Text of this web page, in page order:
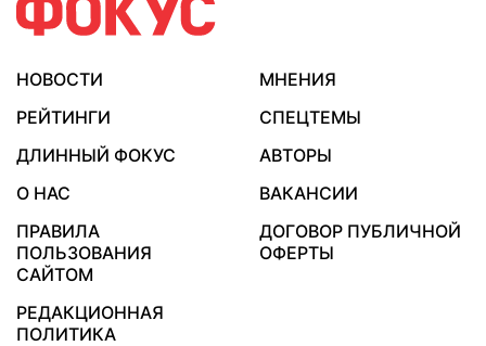
НОВОСТИ
МНЕНИЯ
РЕЙТИНГИ
СПЕЦТЕМЫ
ДЛИННЫЙ ФОКУС
АВТОРЫ
О НАС
ВАКАНСИИ
ПРАВИЛА
ПОЛЬЗОВАНИЯ
САЙТОМ
ДОГОВОР ПУБЛИЧНОЙ
ОФЕРТЫ
РЕДАКЦИОННАЯ
ПОЛИТИКА